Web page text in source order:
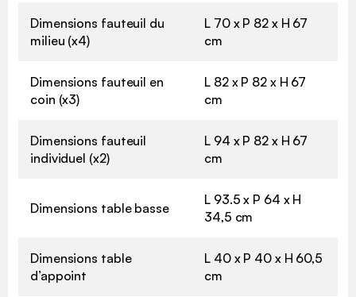
Dimensions fauteuil du
milieu (x4)
L 70 x P 82 x H 67
cm
Dimensions fauteuil en
coin (x3)
L 82 x P 82 x H 67
cm
Dimensions fauteuil
individuel (x2)
L 94 x P 82 x H 67
cm
Dimensions table basse
L 93.5 x P 64 x H
34,5 cm
Dimensions table
d’appoint
L 40 x P 40 x H 60,5
cm